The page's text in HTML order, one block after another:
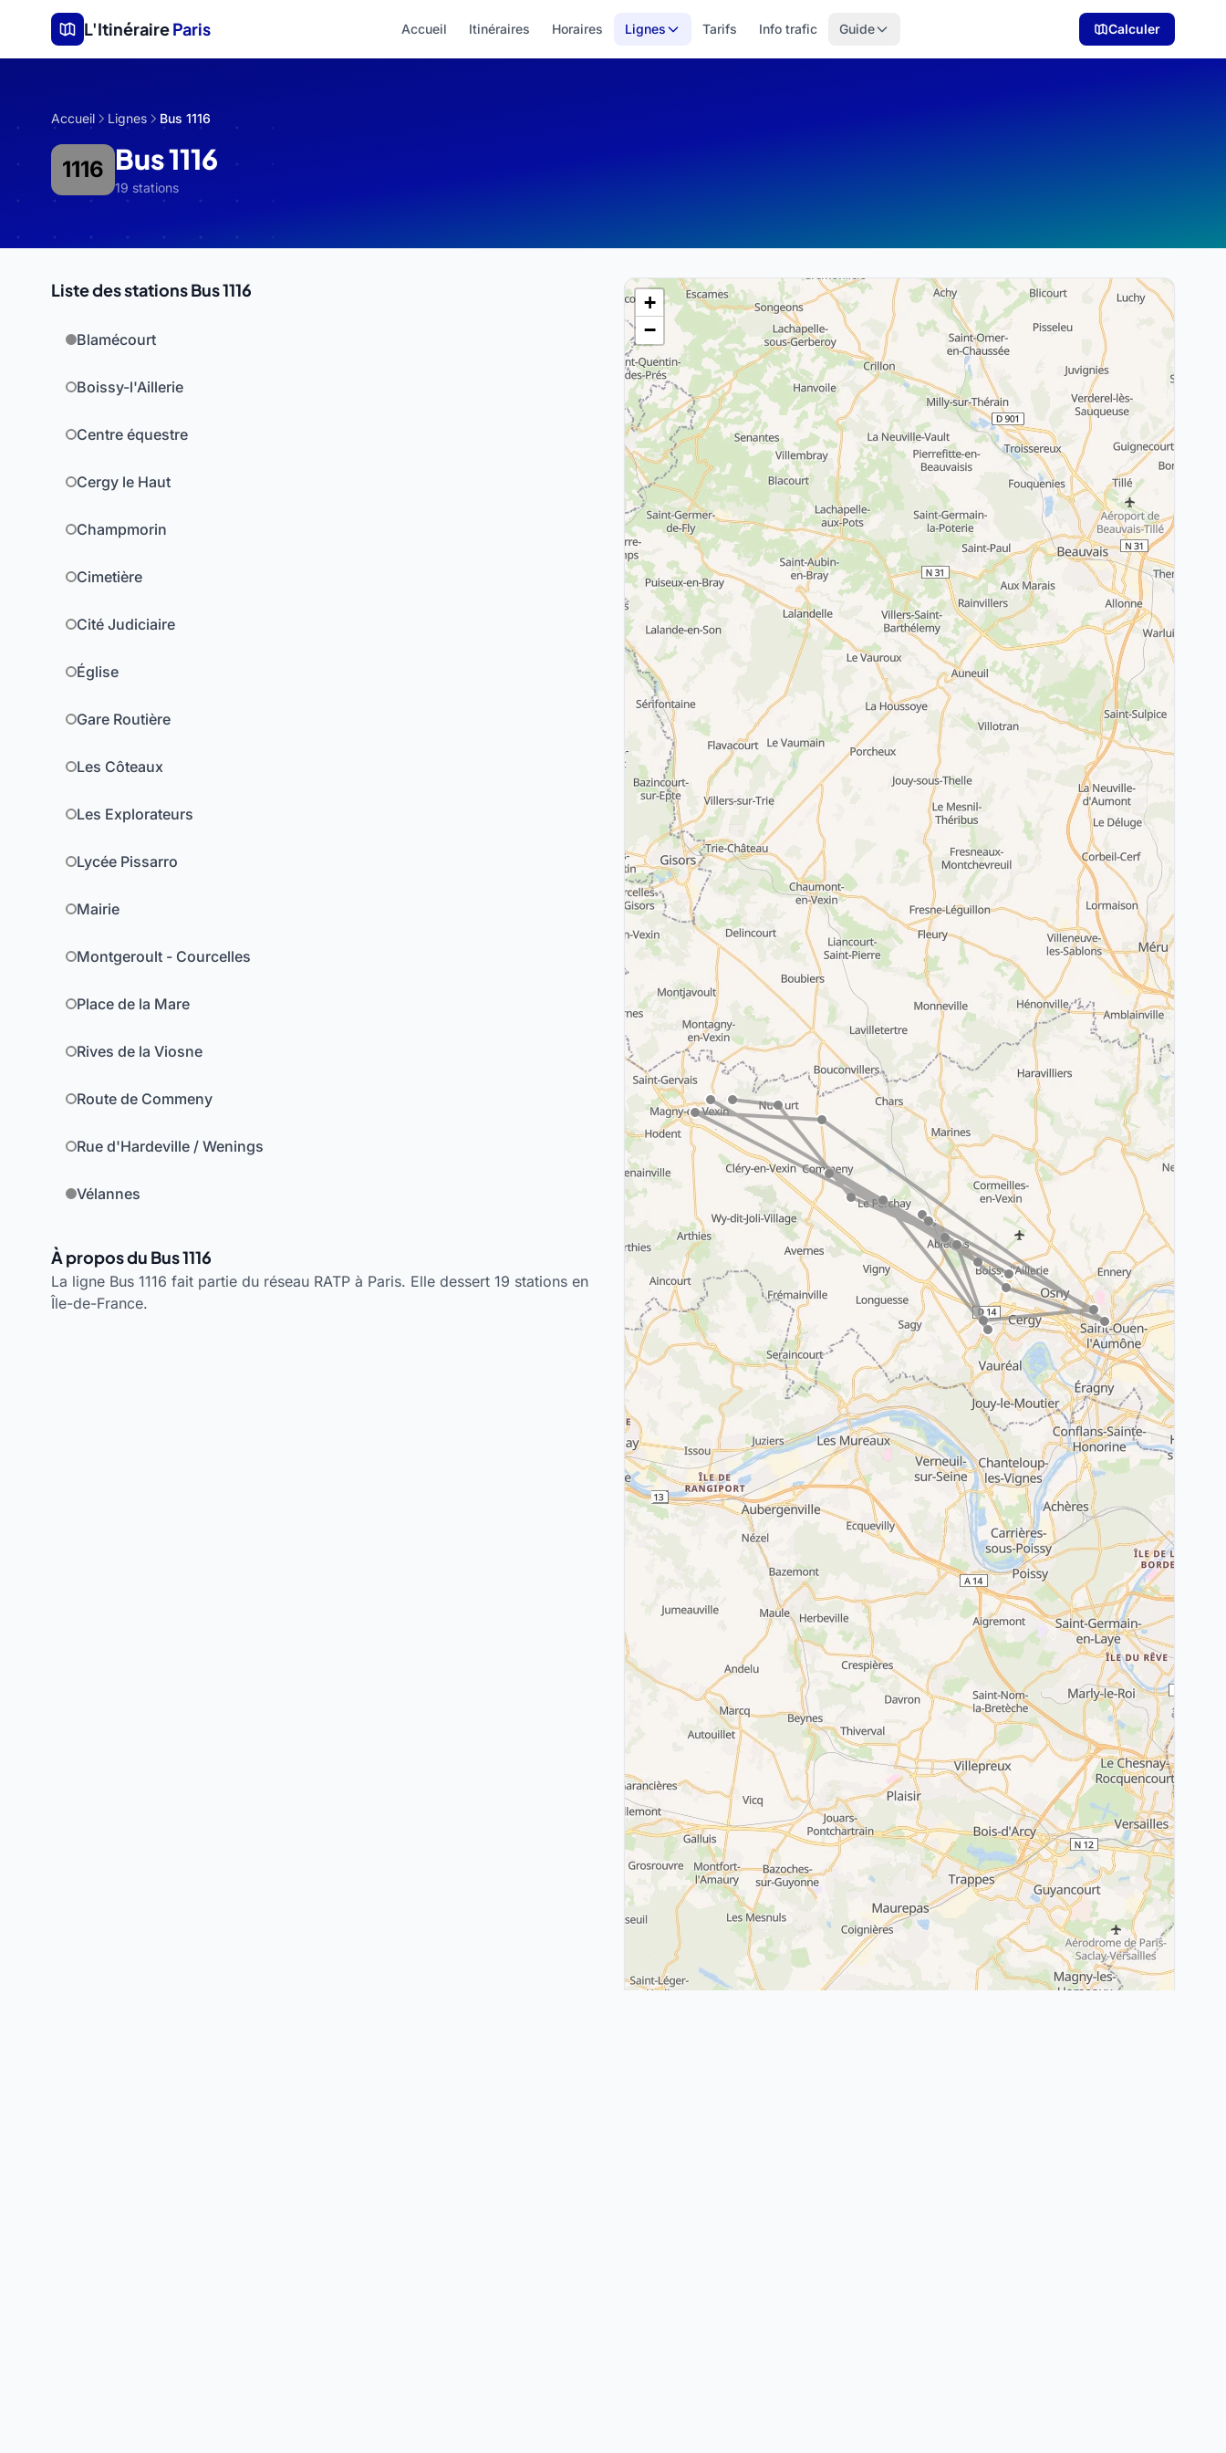
Aller au contenu principal
L'ItinéraireParis Accueil Itinéraires Horaires Lignes Tarifs Info trafic Guide Calculer
Accueil Lignes Bus 1116
1116 Bus 1116
19 stations
Liste des stations Bus 1116
Blamécourt
Boissy-l'Aillerie
Centre équestre
Cergy le Haut
Champmorin
Cimetière
Cité Judiciaire
Église
Gare Routière
Les Côteaux
Les Explorateurs
Lycée Pissarro
Mairie
Montgeroult - Courcelles
Place de la Mare
Rives de la Viosne
Route de Commeny
Rue d'Hardeville / Wenings
Vélannes
À propos du Bus 1116
La ligne Bus 1116 fait partie du réseau RATP à Paris. Elle dessert 19 stations en
Île-de-France.
+
−